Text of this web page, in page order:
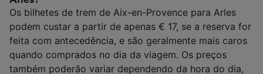
Os bilhetes de trem de Aix-en-Provence para Arles
podem custar a partir de apenas € 17, se a reserva for
feita com antecedência, e são geralmente mais caros
quando comprados no dia da viagem. Os preços
também poderão variar dependendo da hora do dia,